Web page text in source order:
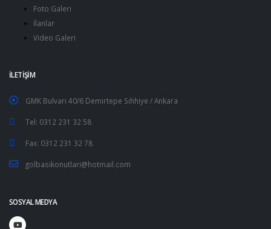
Foto Galeri
İlanlar
Video Galeri
İLETİŞİM
GMK Bulvarı 40/6 Demirtepe Sıhhiye / Ankara
Tel: 0312 231 32 58
Fax: 0312 231 32 78
golbasikonutlari@hotmail.com
SOSYAL MEDYA